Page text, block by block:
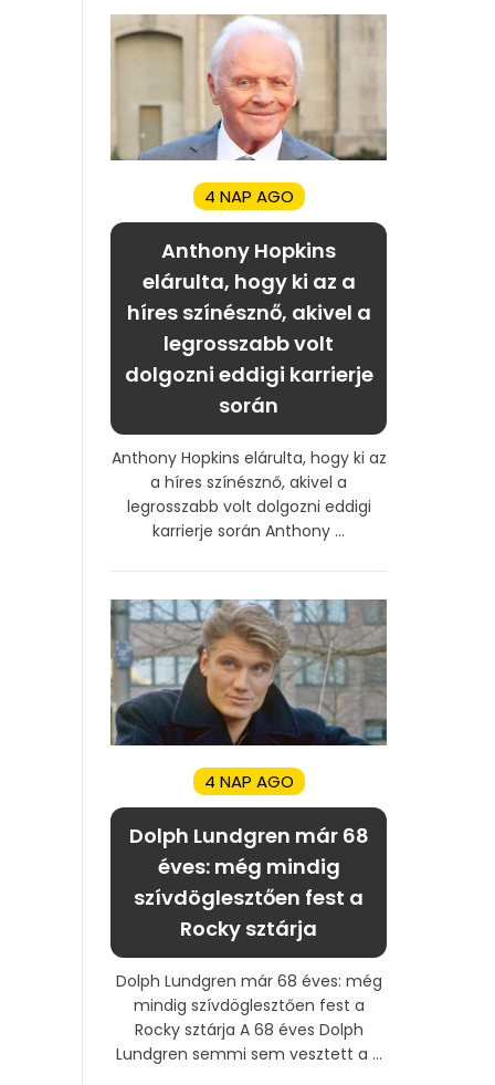
4 NAP AGO
Anthony Hopkins
elárulta, hogy ki az a
híres színésznő, akivel a
legrosszabb volt
dolgozni eddigi karrierje
során
Anthony Hopkins elárulta, hogy ki az
a híres színésznő, akivel a
legrosszabb volt dolgozni eddigi
karrierje során Anthony ...
4 NAP AGO
Dolph Lundgren már 68
éves: még mindig
szívdöglesztően fest a
Rocky sztárja
Dolph Lundgren már 68 éves: még
mindig szívdöglesztően fest a
Rocky sztárja A 68 éves Dolph
Lundgren semmi sem vesztett a ...